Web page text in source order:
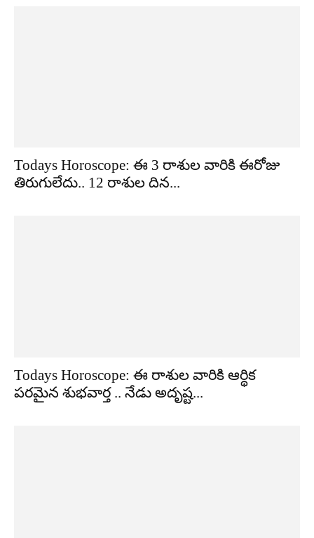
Todays Horoscope: ఈ 3 రాశుల వారికి ఈరోజు
తిరుగులేదు.. 12 రాశుల దిన...
Todays Horoscope: ఈ రాశుల వారికి ఆర్థిక
పరమైన శుభవార్త .. నేడు అదృష్ట...